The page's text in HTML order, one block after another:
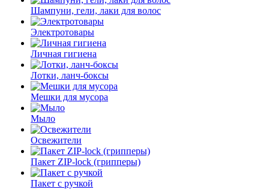
Шампуни, гели, лаки для волос
Электротовары
Личная гигиена
Лотки, ланч-боксы
Мешки для мусора
Мыло
Освежители
Пакет ZIP-lock (грипперы)
Пакет с ручкой